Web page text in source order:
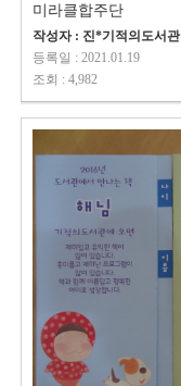
미라클합주단
작성자 : 진*기적의도서관
등록일 : 2021.01.19
조회 : 4,982